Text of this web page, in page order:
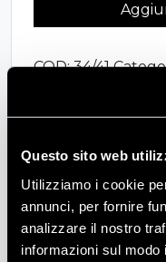
Questo sito web
Utilizziamo i cookie
annunci, per fornire
analizzare il nostro
informazioni sul
A
ESAGONALE
41
3/4"
IMPACT
quantità
COD:34/41
CHIAVE A BUSSOLA
IMPACT